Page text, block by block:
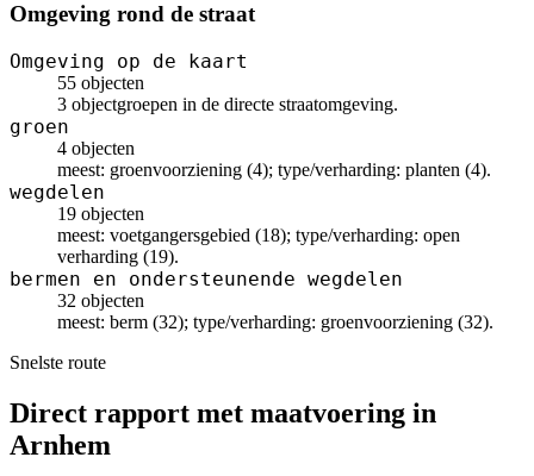
Omgeving rond de straat
Omgeving op de kaart
55 objecten
3 objectgroepen in de directe straatomgeving.
groen
4 objecten
meest: groenvoorziening (4); type/verharding: planten (4).
wegdelen
19 objecten
meest: voetgangersgebied (18); type/verharding: open
verharding (19).
bermen en ondersteunende wegdelen
32 objecten
meest: berm (32); type/verharding: groenvoorziening (32).
Snelste route
Direct rapport met maatvoering in
Arnhem